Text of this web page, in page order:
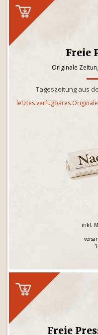
Freie
Originale
Tageszeitung aus
letztes verfügbares
inkl.
Freie